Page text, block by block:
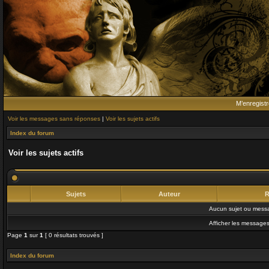
Voir les messages sans réponses | Voir les sujets actifs
Index du forum
Voir les sujets actifs
Sujets Auteur
Aucun sujet ou
Afficher les
Page 1 sur1 [ 0 résultats trouvés ]
Index du forum